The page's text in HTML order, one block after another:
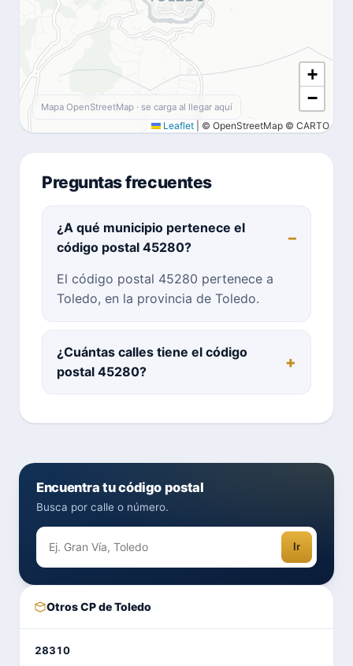
+
−
Leaflet © OpenStreetMap © CARTO
Mapa OpenStreetMap · se carga al llegar aquí
Preguntas frecuentes
¿A qué municipio pertenece el
código postal 45280?
El código postal 45280 pertenece a
Toledo, en la provincia de Toledo.
¿Cuántas calles tiene el código
postal 45280?
Encuentra tu código postal
Busca por calle o número.
Ir
Otros CP de Toledo
28310